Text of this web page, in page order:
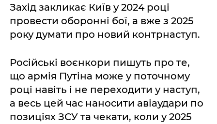
Захід закликає Київ у 2024 році
провести оборонні бої, а вже з 2025
року думати про новий контрнаступ.
Російські воєнкори пишуть про те,
що армія Путіна може у поточному
році навіть і не переходити у наступ,
а весь цей час наносити авіаудари по
позиціях ЗСУ та чекати, коли у 2025